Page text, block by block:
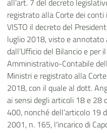
all’art. 7 del decreto
registrato alla Corte dei
VISTO il decreto del
luglio 2018, visto e
dall’Ufficio del Bilancio e per
Amministrativo-Contabile
Ministri e registrato alla
2018, con il quale al dott.
ai sensi degli articoli 18 e 28
400, nonché dell’articolo 19
2001, n. 165, l'incarico di